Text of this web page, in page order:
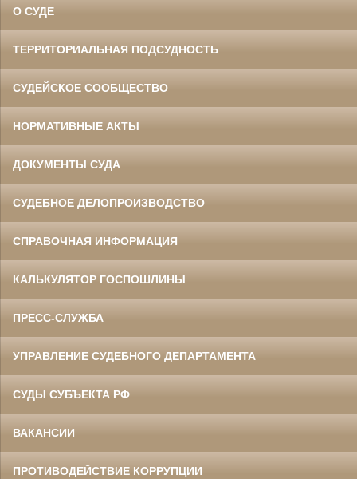
О СУДЕ
ТЕРРИТОРИАЛЬНАЯ ПОДСУДНОСТЬ
СУДЕЙСКОЕ СООБЩЕСТВО
НОРМАТИВНЫЕ АКТЫ
ДОКУМЕНТЫ СУДА
СУДЕБНОЕ ДЕЛОПРОИЗВОДСТВО
СПРАВОЧНАЯ ИНФОРМАЦИЯ
КАЛЬКУЛЯТОР ГОСПОШЛИНЫ
ПРЕСС-СЛУЖБА
УПРАВЛЕНИЕ СУДЕБНОГО ДЕПАРТАМЕНТА
СУДЫ СУБЪЕКТА РФ
ВАКАНСИИ
ПРОТИВОДЕЙСТВИЕ КОРРУПЦИИ